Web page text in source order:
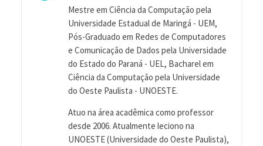
Mestre em Ciência da Computação pela
Universidade Estadual de Maringá - UEM,
Pós-Graduado em Redes de Computadores
e Comunicação de Dados pela Universidade
do Estado do Paraná - UEL, Bacharel em
Ciência da Computação pela Universidade
do Oeste Paulista - UNOESTE.
Atuo na área acadêmica como professor
desde 2006. Atualmente leciono na
UNOESTE (Universidade do Oeste Paulista),